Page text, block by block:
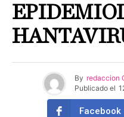
By redaccion
Publicado el
Facebook